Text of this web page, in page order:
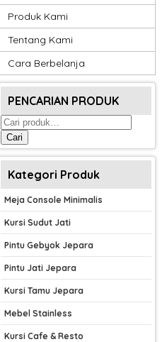
Produk Kami
Tentang Kami
Cara Berbelanja
PENCARIAN PRODUK
Pencarian
untuk:
Cari
Kategori Produk
Meja Console Minimalis
Kursi Sudut Jati
Pintu Gebyok Jepara
Pintu Jati Jepara
Kursi Tamu Jepara
Mebel Stainless
Kursi Cafe & Resto